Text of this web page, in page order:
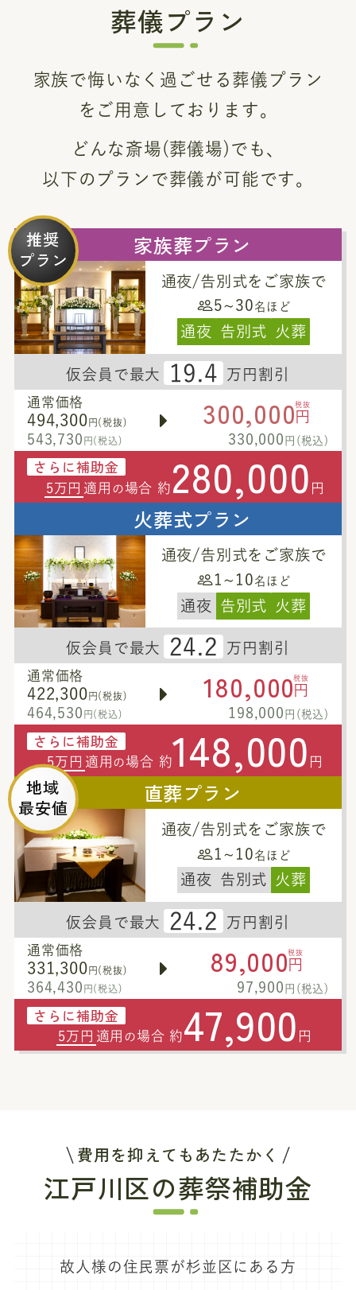
葬儀プラン
家族で悔いなく過ごせる葬儀プラン
をご用意しております。
どんな斎場(葬儀場)でも、
以下のプランで葬儀が可能です。
推奨
プラン
家族葬プラン
通夜/告別式をご家族で
5~30 名ほど
通夜 告別式 火葬
仮会員で最大 19.4 万円割引
通常価格
494,300 円(税抜)
543,730 円(税込)
300,000税抜
円
330,000 円(税込)
さらに補助金
5万円 適用 の 場合 約 280,000 円
火葬式プラン
通夜/告別式をご家族で
1~10 名ほど
通夜 告別式 火葬
仮会員で最大 24.2 万円割引
通常価格
422,300 円(税抜)
464,530 円(税込)
180,000税抜
円
198,000 円(税込)
さらに補助金
5万円 適用 の 場合 約148,000 円
地域
最安値
直葬プラン
通夜/告別式をご家族で
1~10 名ほど
通夜 告別式 火葬
仮会員で最大 24.2 万円割引
通常価格
331,300 円(税抜)
364,430 円(税込)
89,000税抜
円
97,900 円(税込)
さらに補助金
5万円 適用 の 場合 約47,900 円
費用を抑えてもあたたかく
江戸川区の葬祭補助金
故人様の住民票が杉並区にある方